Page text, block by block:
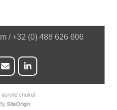
/ +32 (0) 488 626 606
choiral
SiteOrigin